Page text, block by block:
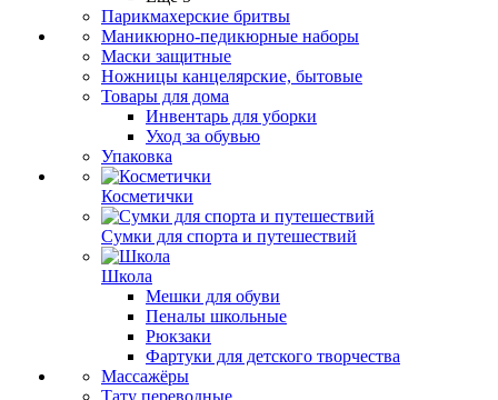
Парикмахерские бритвы
Маникюрно-педикюрные наборы
Маски защитные
Ножницы канцелярские, бытовые
Товары для дома
Инвентарь для уборки
Уход за обувью
Упаковка
Косметички
Сумки для спорта и путешествий
Школа
Мешки для обуви
Пеналы школьные
Рюкзаки
Фартуки для детского творчества
Массажёры
Тату переводные